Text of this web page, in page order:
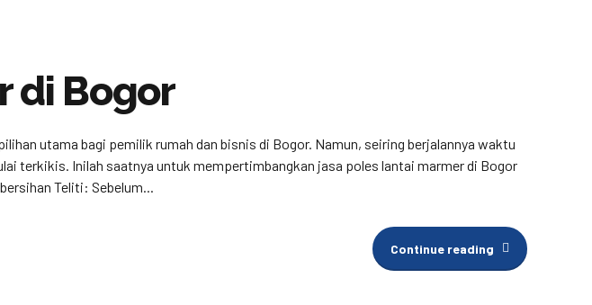
di Bogor
utama bagi pemilik rumah dan bisnis di Bogor. Namun, seiring berjalannya waktu
terkikis. Inilah saatnya untuk mempertimbangkan jasa poles lantai marmer di Bogor
Teliti: Sebelum...
Continue reading